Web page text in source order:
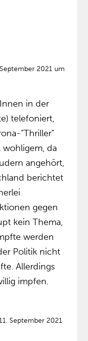
2021 um
in der
telefoniert,
“Thriller”
da
angehört,
berichtet
gegen
kein Thema,
werden
Politik nicht
Allerdings
impfen.
September 2021